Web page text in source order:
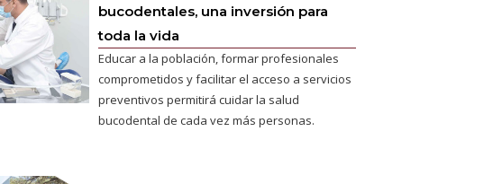
bucodentales, una inversión para
toda la vida
Educar a la población, formar profesionales
comprometidos y facilitar el acceso a servicios
preventivos permitirá cuidar la salud
bucodental de cada vez más personas.